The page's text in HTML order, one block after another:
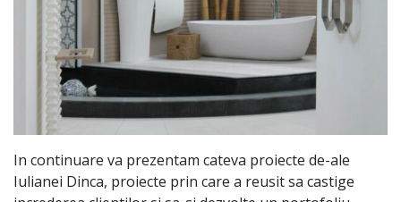
In continuare va prezentam cateva proiecte de-ale
Iulianei Dinca, proiecte prin care a reusit sa castige